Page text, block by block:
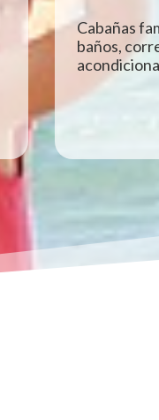
Cabañas
baños,